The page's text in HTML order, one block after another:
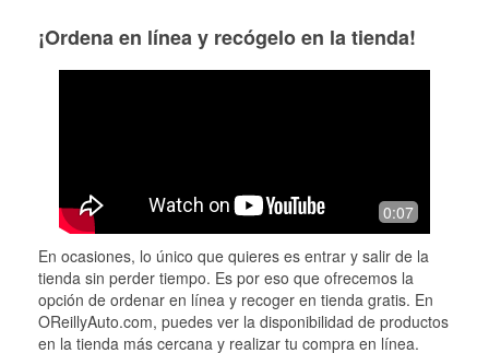
¡Ordena en línea y recógelo en la tienda!
0:07
En ocasiones, lo único que quieres es entrar y salir de la
tienda sin perder tiempo. Es por eso que ofrecemos la
opción de ordenar en línea y recoger en tienda gratis. En
OReillyAuto.com, puedes ver la disponibilidad de productos
en la tienda más cercana y realizar tu compra en línea.